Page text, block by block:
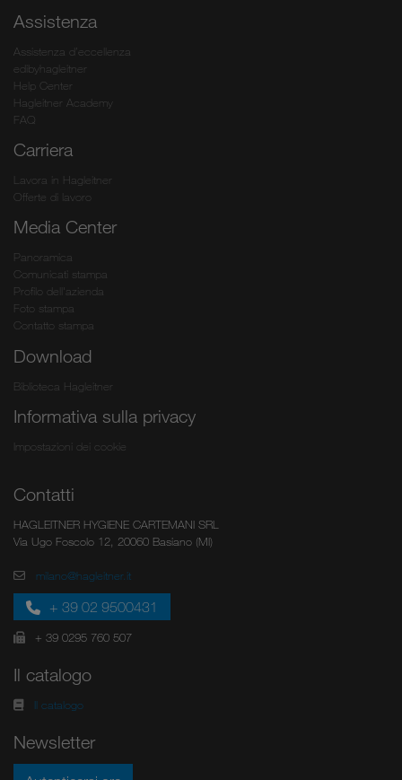
Assistenza
Assistenza d’eccellenza
edibyhagleitner
Help Center
Hagleitner Academy
FAQ
Carriera
Lavora in Hagleitner
Offerte di lavoro
Media Center
Panoramica
Comunicati stampa
Profilo dell'azienda
Foto stampa
Contatto stampa
Download
Biblioteca Hagleitner
Informativa sulla privacy
Impostazioni dei cookie
Contatti
HAGLEITNER HYGIENE CARTEMANI SRL
Via Ugo Foscolo 12, 20060 Basiano (MI)
milano@hagleitner.it
+ 39 02 9500431
+ 39 0295 760 507
Il catalogo
Il catalogo
Newsletter